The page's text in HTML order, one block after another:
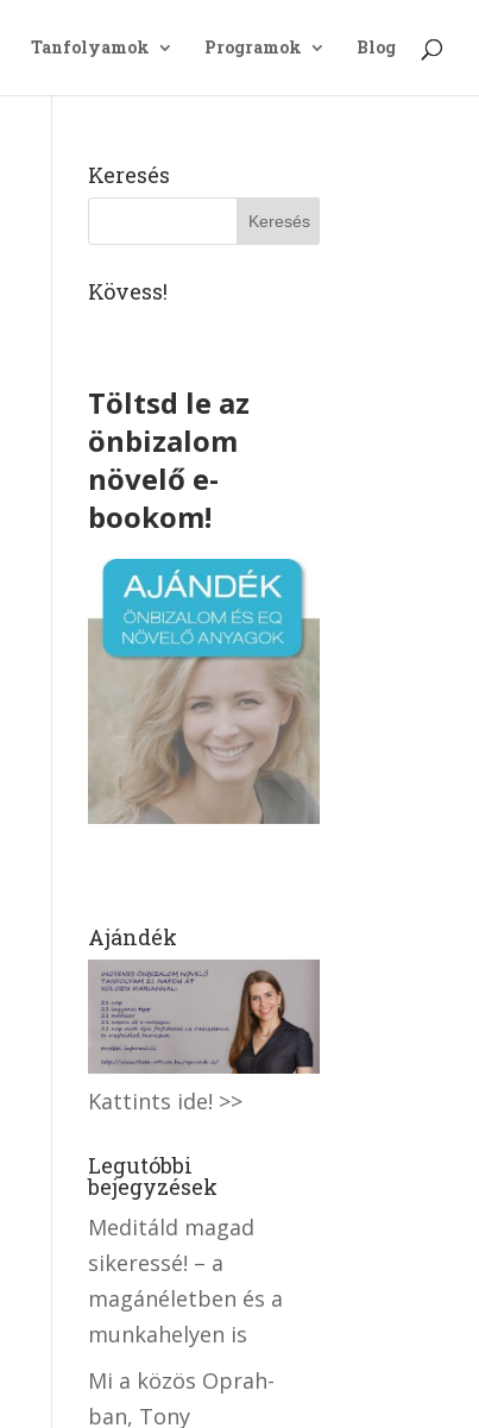
Tanfolyamok Programok Blog
Keresés
Kövess!
Töltsd le az
önbizalom
növelő e-
bookom!
Ajándék
Kattints ide! >>
Legutóbbi
bejegyzések
Meditáld magad
sikeressé! – a
magánéletben és a
munkahelyen is
Mi a közös Oprah-
ban, Tony